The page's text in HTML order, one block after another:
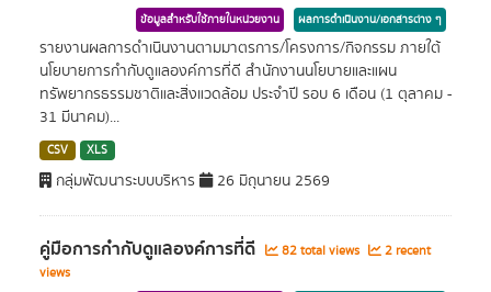
ข้อมูลสำหรับใช้ภายในหน่วยงาน ผลการดำเนินงาน/เอกสารต่าง ๆ
รายงานผลการดำเนินงานตามมาตรการ/โครงการ/กิจกรรม ภายใต้
นโยบายการกำกับดูแลองค์การที่ดี สำนักงานนโยบายและแผน
ทรัพยากรธรรมชาติและสิ่งแวดล้อม ประจำปี รอบ 6 เดือน (1 ตุลาคม -
31 มีนาคม)...
CSV XLS
กลุ่มพัฒนาระบบบริหาร 26 มิถุนายน 2569
คู่มือการกำกับดูแลองค์การที่ดี 82 total views
2 recent
views